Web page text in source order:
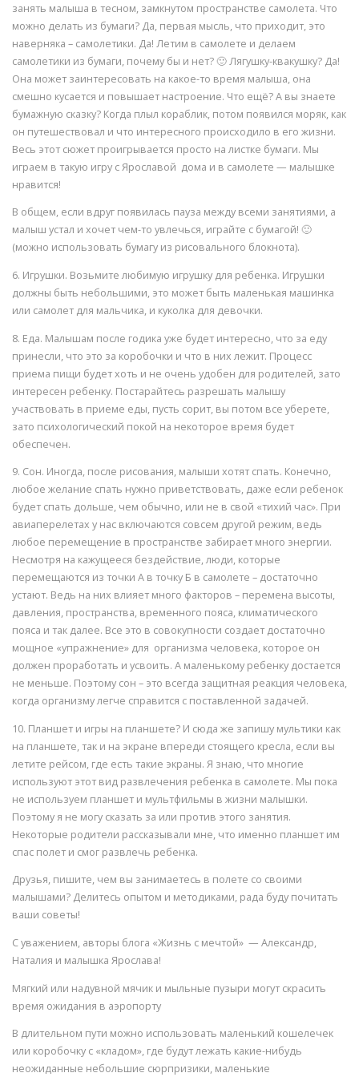
занять малыша в тесном, замкнутом пространстве самолета. Что
можно делать из бумаги? Да, первая мысль, что приходит, это
наверняка – самолетики. Да! Летим в самолете и делаем
самолетики из бумаги, почему бы и нет? 🙂 Лягушку-квакушку? Да!
Она может заинтересовать на какое-то время малыша, она
смешно кусается и повышает настроение. Что ещё? А вы знаете
бумажную сказку? Когда плыл кораблик, потом появился моряк, как
он путешествовал и что интересного происходило в его жизни.
Весь этот сюжет проигрывается просто на листке бумаги. Мы
играем в такую игру с Ярославой дома и в самолете — малышке
нравится!
В общем, если вдруг появилась пауза между всеми занятиями, а
малыш устал и хочет чем-то увлечься, играйте с бумагой! 🙂
(можно использовать бумагу из рисовального блокнота).
6. Игрушки. Возьмите любимую игрушку для ребенка. Игрушки
должны быть небольшими, это может быть маленькая машинка
или самолет для мальчика, и куколка для девочки.
8. Еда. Малышам после годика уже будет интересно, что за еду
принесли, что это за коробочки и что в них лежит. Процесс
приема пищи будет хоть и не очень удобен для родителей, зато
интересен ребенку. Постарайтесь разрешать малышу
участвовать в приеме еды, пусть сорит, вы потом все уберете,
зато психологический покой на некоторое время будет
обеспечен.
9. Сон. Иногда, после рисования, малыши хотят спать. Конечно,
любое желание спать нужно приветствовать, даже если ребенок
будет спать дольше, чем обычно, или не в свой «тихий час». При
авиаперелетах у нас включаются совсем другой режим, ведь
любое перемещение в пространстве забирает много энергии.
Несмотря на кажущееся бездействие, люди, которые
перемещаются из точки А в точку Б в самолете – достаточно
устают. Ведь на них влияет много факторов – перемена высоты,
давления, пространства, временного пояса, климатического
пояса и так далее. Все это в совокупности создает достаточно
мощное «упражнение» для организма человека, которое он
должен проработать и усвоить. А маленькому ребенку достается
не меньше. Поэтому сон – это всегда защитная реакция человека,
когда организму легче справится с поставленной задачей.
10. Планшет и игры на планшете? И сюда же запишу мультики как
на планшете, так и на экране впереди стоящего кресла, если вы
летите рейсом, где есть такие экраны. Я знаю, что многие
используют этот вид развлечения ребенка в самолете. Мы пока
не используем планшет и мультфильмы в жизни малышки.
Поэтому я не могу сказать за или против этого занятия.
Некоторые родители рассказывали мне, что именно планшет им
спас полет и смог развлечь ребенка.
Друзья, пишите, чем вы занимаетесь в полете со своими
малышами? Делитесь опытом и методиками, рада буду почитать
ваши советы!
С уважением, авторы блога «Жизнь с мечтой» — Александр,
Наталия и малышка Ярослава!
Мягкий или надувной мячик и мыльные пузыри могут скрасить
время ожидания в аэропорту
В длительном пути можно использовать маленький кошелечек
или коробочку с «кладом», где будут лежать какие-нибудь
неожиданные небольшие сюрпризики, маленькие